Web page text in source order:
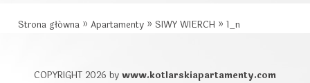
Strona główna » Apartamenty » SIWY WIERCH » 1_n
COPYRIGHT 2026 by www.kotlarskiapartamenty.com